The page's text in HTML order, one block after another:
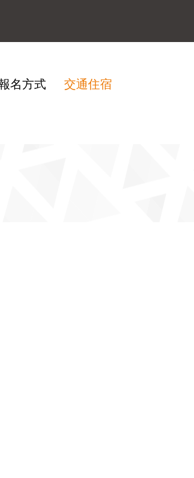
名方式 交通住宿